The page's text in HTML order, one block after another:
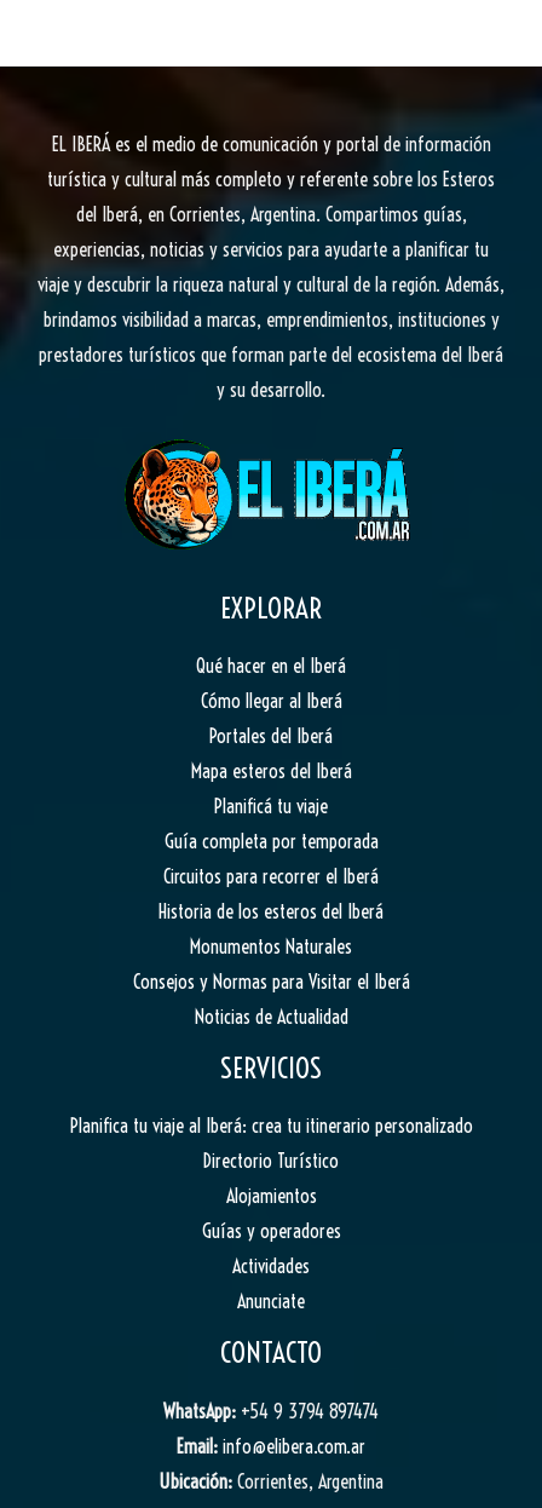
EL IBERÁes el medio de comunicación y portal de información
turística y cultural más completo y referente sobre los Esteros
del Iberá, en Corrientes, Argentina. Compartimos guías,
experiencias, noticias y servicios para ayudarte a planificar tu
viaje y descubrir la riqueza natural y cultural de la región. Además,
brindamos visibilidad a marcas, emprendimientos, instituciones y
prestadores turísticos que forman parte del ecosistema del Iberá
y su desarrollo.
EXPLORAR
Qué hacer en el Iberá
Cómo llegar al Iberá
Portales del Iberá
Mapa esteros del Iberá
Planificá tu viaje
Guía completa por temporada
Circuitos para recorrer el Iberá
Historia de los esteros del Iberá
Monumentos Naturales
Consejos y Normas para Visitar el Iberá
Noticias de Actualidad
SERVICIOS
Planifica tu viaje al Iberá: crea tu itinerario personalizado
Directorio Turístico
Alojamientos
Guías y operadores
Actividades
Anunciate
CONTACTO
WhatsApp: +54 9 3794 897474
Email: info@elibera.com.ar
Ubicación: Corrientes, Argentina